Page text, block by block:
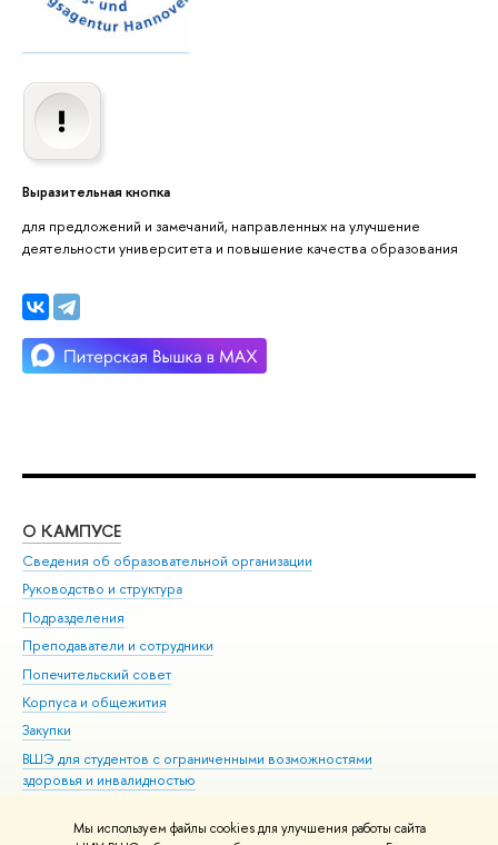
Мы используем файлы cookies для улучшения работы сайта
Выразительная кнопка
для предложений и замечаний, направленных на улучшение
деятельности университета и повышение качества образования
О КАМПУСЕ
Сведения об образовательной организации
Руководство и структура
Подразделения
Преподаватели и сотрудники
Попечительский совет
Корпуса и общежития
Закупки
ВШЭ для студентов с ограниченными возможностями
здоровья и инвалидностью
Единая платежная страница